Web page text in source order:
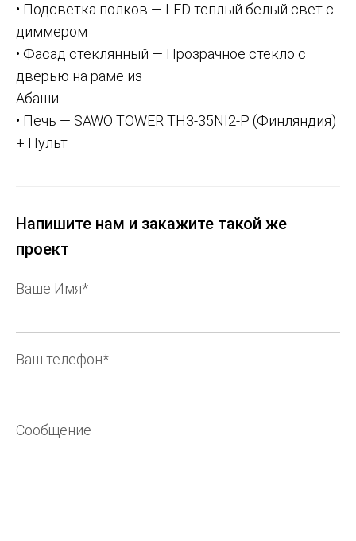
• Подсветка полков — LED теплый белый свет с
диммером
• Фасад стеклянный — Прозрачное стекло с
дверью на раме из
Абаши
• Печь — SAWO TOWER TH3-35NI2-P (Финляндия)
+ Пульт
Напишите нам и закажите такой же
проект
Ваше Имя*
Ваш телефон*
Сообщение